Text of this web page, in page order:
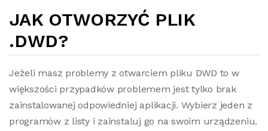
JAK OTWORZYĆ PLIK
.DWD?
Jeżeli masz problemy z otwarciem pliku DWD to w
większości przypadków problemem jest tylko brak
zainstalowanej odpowiedniej aplikacji. Wybierz jeden z
programów z listy i zainstaluj go na swoim urządzeniu.